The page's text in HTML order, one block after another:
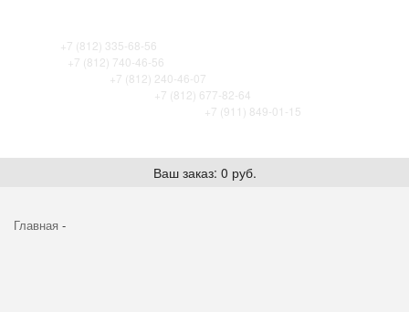
+7 (812) 335-68-56
+7 (812) 740-46-56
+7 (812) 240-46-07
+7 (812) 677-82-64
+7 (911) 849-01-15
Ваш заказ: 0 руб.
Главная -